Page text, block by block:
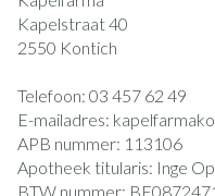
Kapelstraat 40
2550 Kontich
Telefoon: 03 457 62 49
E-mailadres:
APB nummer: 113106
Apotheek titularis: Inge
BTW nummer: